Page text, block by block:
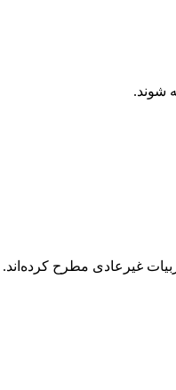
شوند.
غیرعادی مطرح کرده‌اند.